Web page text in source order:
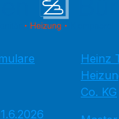
Heinz
Co. KG